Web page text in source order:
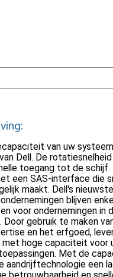
van uw
Dell. De
toegang tot de schijf.
een SAS-interface die
maakt. Dell's
blijven
voor ondernemingen in
gebruik te maken
en het erfgoed,
met hoge capaciteit voor
Met de
aandrijftechnologie een